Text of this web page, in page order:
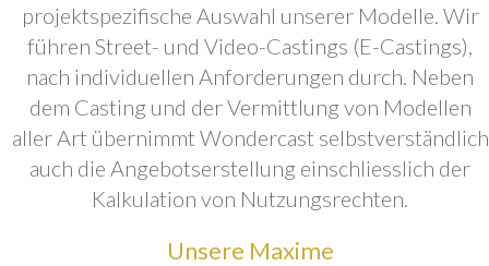
projektspezifische Auswahl unserer Modelle. Wir
führen Street- und Video-Castings (E-Castings),
nach individuellen Anforderungen durch. Neben
dem Casting und der Vermittlung von Modellen
aller Art übernimmt Wondercast selbstverständlich
auch die Angebotserstellung einschliesslich der
Kalkulation von Nutzungsrechten.
Unsere Maxime